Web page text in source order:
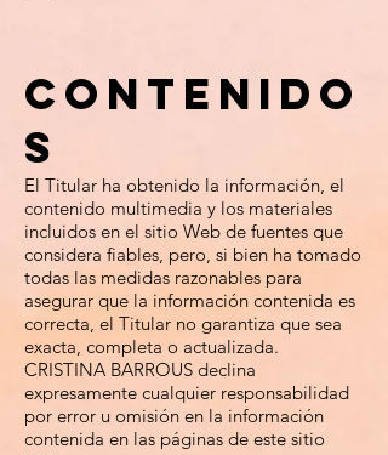
Contenido
s
El Titular ha obtenido la información, el
contenido multimedia y los materiales
incluidos en el sitio Web de fuentes que
considera fiables, pero, si bien ha tomado
todas las medidas razonables para
asegurar que la información contenida es
correcta, el Titular no garantiza que sea
exacta, completa o actualizada.
CRISTINA BARROUS declina
expresamente cualquier responsabilidad
por error u omisión en la información
contenida en las páginas de este sitio